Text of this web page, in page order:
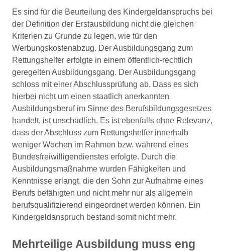
Es sind für die Beurteilung des Kindergeldanspruchs bei
der Definition der Erstausbildung nicht die gleichen
Kriterien zu Grunde zu legen, wie für den
Werbungskostenabzug. Der Ausbildungsgang zum
Rettungshelfer erfolgte in einem öffentlich-rechtlich
geregelten Ausbildungsgang. Der Ausbildungsgang
schloss mit einer Abschlussprüfung ab. Dass es sich
hierbei nicht um einen staatlich anerkannten
Ausbildungsberuf im Sinne des Berufsbildungsgesetzes
handelt, ist unschädlich. Es ist ebenfalls ohne Relevanz,
dass der Abschluss zum Rettungshelfer innerhalb
weniger Wochen im Rahmen bzw. während eines
Bundesfreiwilligendienstes erfolgte. Durch die
Ausbildungsmaßnahme wurden Fähigkeiten und
Kenntnisse erlangt, die den Sohn zur Aufnahme eines
Berufs befähigten und nicht mehr nur als allgemein
berufsqualifizierend eingeordnet werden können. Ein
Kindergeldanspruch bestand somit nicht mehr.
Mehrteilige Ausbildung muss eng